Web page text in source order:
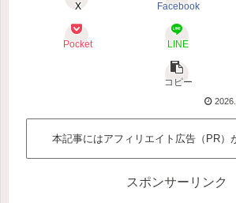
X Facebook
Pocket LINE
コピー
本記事にはアフィリエイト広告（PR）
スポンサーリンク